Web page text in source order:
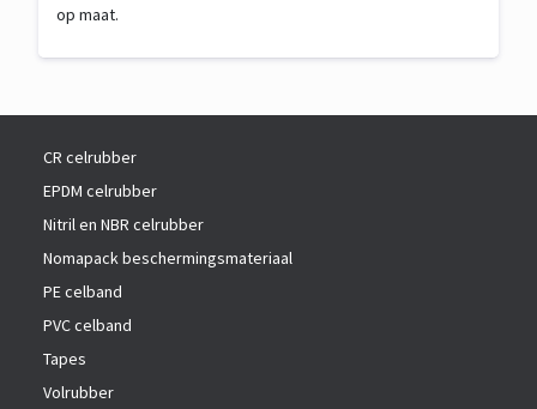
op maat.
CR celrubber
EPDM celrubber
Nitril en NBR celrubber
Nomapack beschermingsmateriaal
PE celband
PVC celband
Tapes
Volrubber